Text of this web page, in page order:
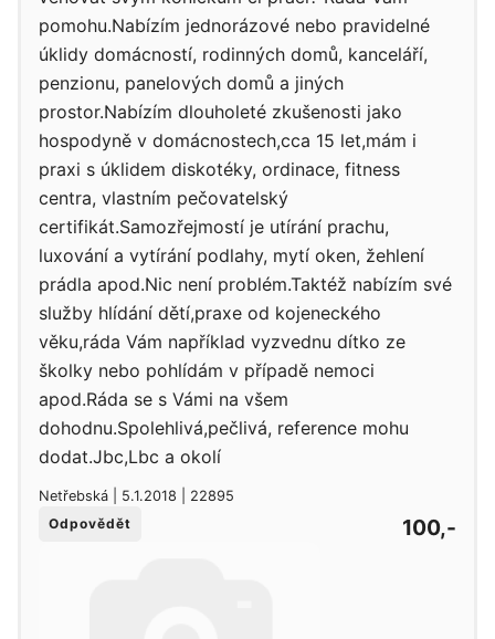
pomohu.Nabízím jednorázové nebo pravidelné
úklidy domácností, rodinných domů, kanceláří,
penzionu, panelových domů a jiných
prostor.Nabízím dlouholeté zkušenosti jako
hospodyně v domácnostech,cca 15 let,mám i
praxi s úklidem diskotéky, ordinace, fitness
centra, vlastním pečovatelský
certifikát.Samozřejmostí je utírání prachu,
luxování a vytírání podlahy, mytí oken, žehlení
prádla apod.Nic není problém.Taktéž nabízím své
služby hlídání dětí,praxe od kojeneckého
věku,ráda Vám například vyzvednu dítko ze
školky nebo pohlídám v případě nemoci
apod.Ráda se s Vámi na všem
dohodnu.Spolehlivá,pečlivá, reference mohu
dodat.Jbc,Lbc a okolí
Netřebská | 5.1.2018 | 22895
Odpovědět
100,-